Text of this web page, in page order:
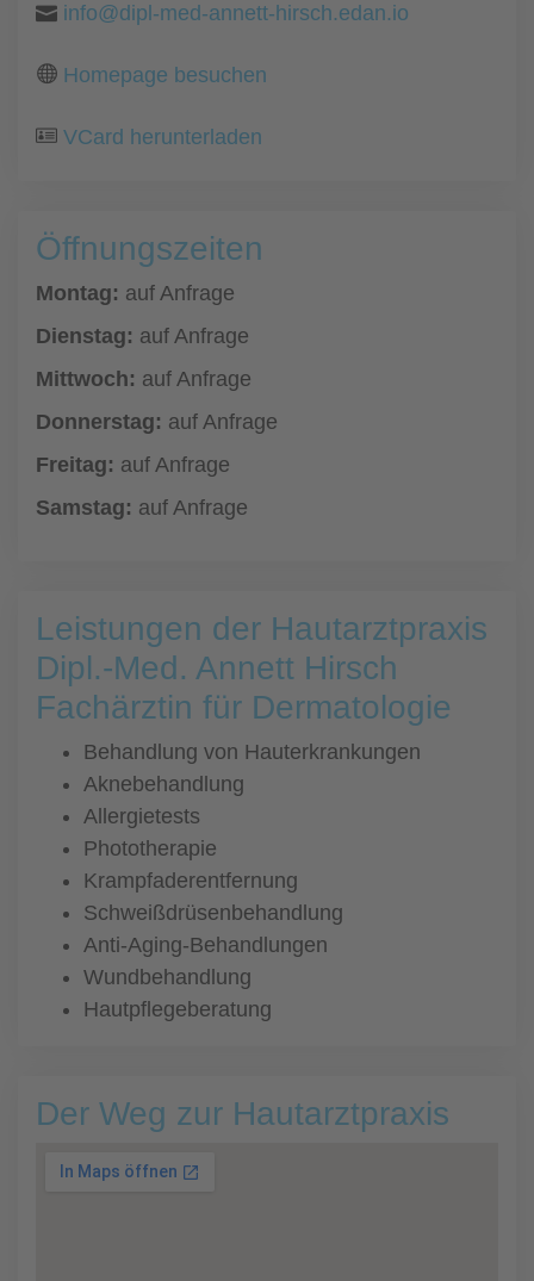
info@dipl-med-annett-hirsch.edan.io
Homepage besuchen
VCard herunterladen
Öffnungszeiten
Montag: auf Anfrage
Dienstag: auf Anfrage
Mittwoch: auf Anfrage
Donnerstag: auf Anfrage
Freitag: auf Anfrage
Samstag: auf Anfrage
Leistungen der Hautarztpraxis
Dipl.-Med. Annett Hirsch
Fachärztin für Dermatologie
Behandlung von Hauterkrankungen
Aknebehandlung
Allergietests
Phototherapie
Krampfaderentfernung
Schweißdrüsenbehandlung
Anti-Aging-Behandlungen
Wundbehandlung
Hautpflegeberatung
Der Weg zur Hautarztpraxis